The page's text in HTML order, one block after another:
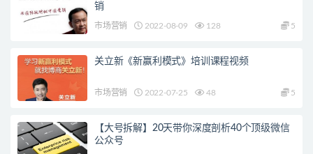
销
市场营销 2022-08-09 128 5
关立新《新赢利模式》培训课程视频
市场营销 2022-07-25 48 5
【大号拆解】20天带你深度剖析40个顶级微信
公众号